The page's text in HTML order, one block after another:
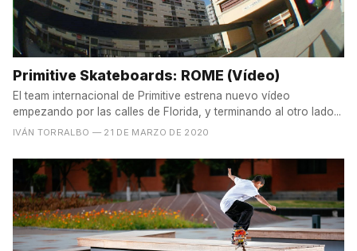
Primitive Skateboards: ROME (Vídeo)
El team internacional de Primitive estrena nuevo vídeo
empezando por las calles de Florida, y terminando al otro lado...
IVÁN TORRALBO — 21 DE MARZO DE 2020